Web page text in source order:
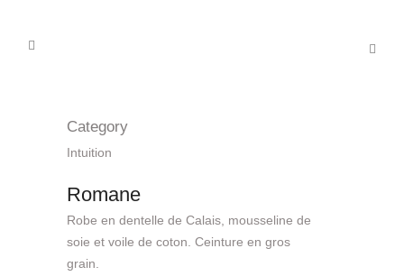
Category
Intuition
Romane
Robe en dentelle de Calais, mousseline de
soie et voile de coton. Ceinture en gros
grain.